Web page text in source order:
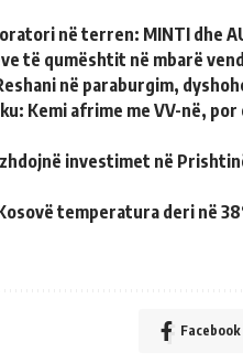
në terren: MINTI dhe
të qumështit në mbarë
në paraburgim,
Kemi afrime me VV-në,
investimet në
temperatura deri në
Facebook